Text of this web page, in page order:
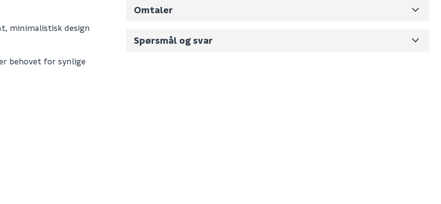
minimalistisk design
behovet for synlige
Omtaler
Spørsmål og svar